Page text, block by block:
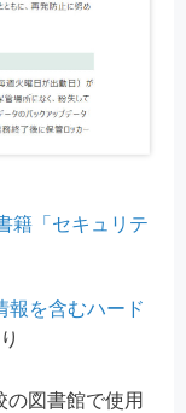
籍「セキュリテ
報を含むハード
図書館で使用